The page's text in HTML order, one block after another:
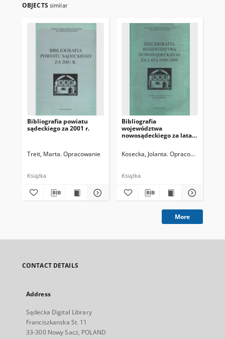
OBJECTS similar
Bibliografia powiatu
sądeckiego za 2001 r.
Treit, Marta. Opracowanie
Książka
Bibliografia
województwa
nowosądeckiego za lata
Kosecka, Jolanta. Opracowanie
Książka
More
CONTACT DETAILS
Address
Sądecka Digital Library
Franciszkanska St. 11
33-300 Nowy Sacz, POLAND